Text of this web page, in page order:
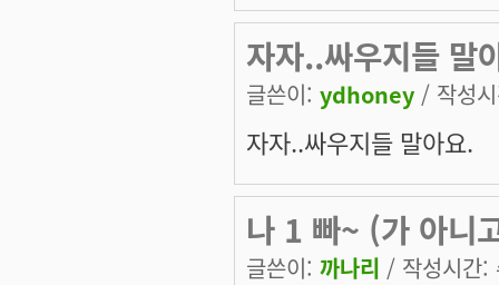
자자..싸우지들 말
글쓴이: ydhoney / 작성
자자..싸우지들 말아요.
나 1 빠~ (가 아니
글쓴이: 까나리 / 작성시간